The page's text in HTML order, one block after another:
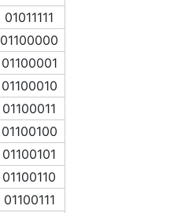
01011111
01100000
01100001
01100010
01100011
01100100
01100101
01100110
01100111